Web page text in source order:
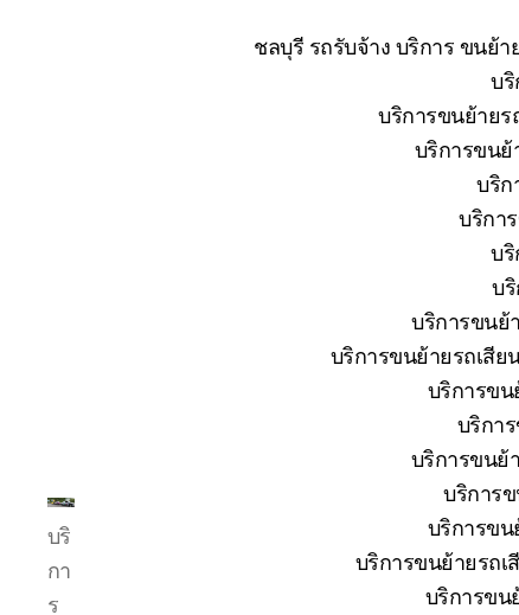
โต้ง
รถยก
บ่อ
วิน
บริ
กา
ร
ชลบุรี รถรับจ้าง บริการ ขนย้า
บ
บริการขนย้ายร
บริการขนย้
บริก
บริกา
บ
บ
บริการขนย้
บริการขนย้ายรถเสีย
บริการขน
บริกา
บริการขนย้
บริการ
บริการขน
บริการขนย้ายรถ
บริการขน